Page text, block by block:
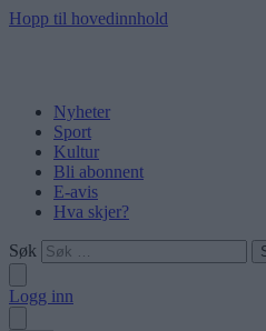
Hopp til hovedinnhold
Nyheter
Sport
Kultur
Bli abonnent
E-avis
Hva skjer?
Søk
Logg inn